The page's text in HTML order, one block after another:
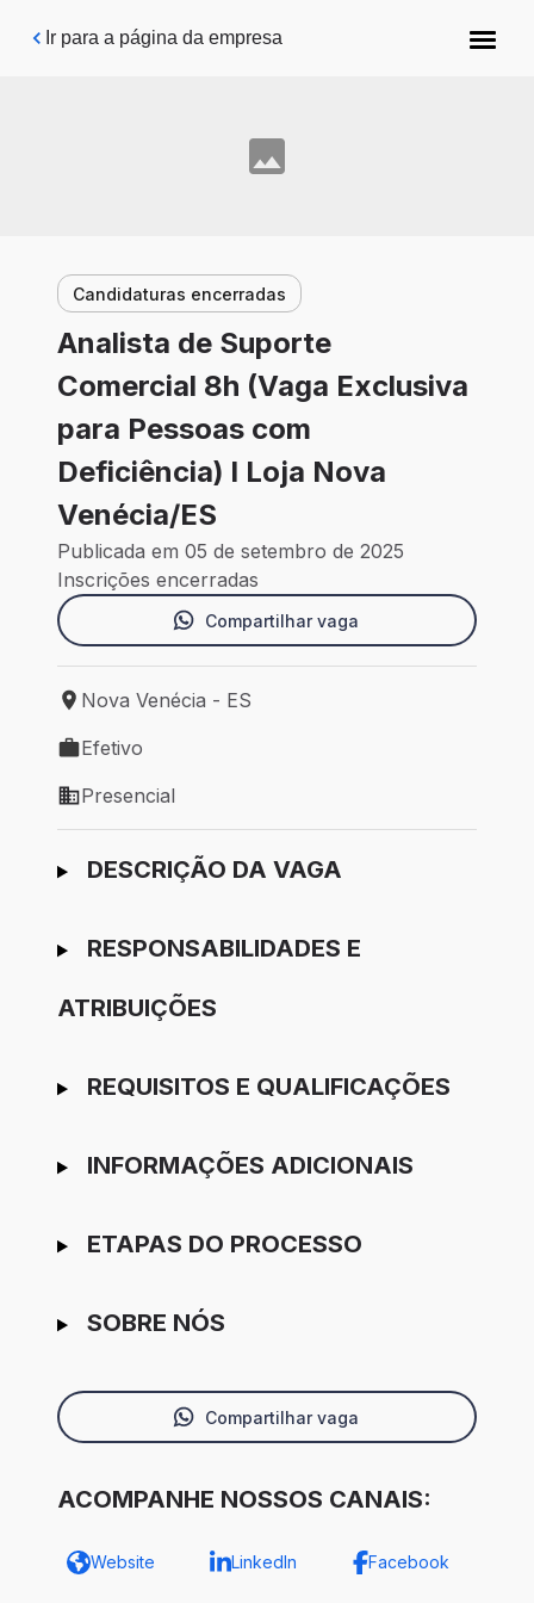
Pular para o conteúdo principal
Ir para a página da empresa
Candidaturas encerradas
Analista de Suporte
Comercial 8h (Vaga Exclusiva
para Pessoas com
Deficiência) l Loja Nova
Venécia/ES
Publicada em 05 de setembro de 2025
Inscrições encerradas
Compartilhar vaga
Local de trabalho: Nova Venécia - ES
Nova Venécia - ES
Tipo de vaga: Efetivo
Efetivo
Modelo de trabalho: Presencial
Presencial
Ir para candidatura
DESCRIÇÃO DA VAGA
RESPONSABILIDADES E
ATRIBUIÇÕES
REQUISITOS E QUALIFICAÇÕES
INFORMAÇÕES ADICIONAIS
ETAPAS DO PROCESSO
SOBRE NÓS
Compartilhar vaga
ACOMPANHE NOSSOS CANAIS:
Website LinkedIn Facebook